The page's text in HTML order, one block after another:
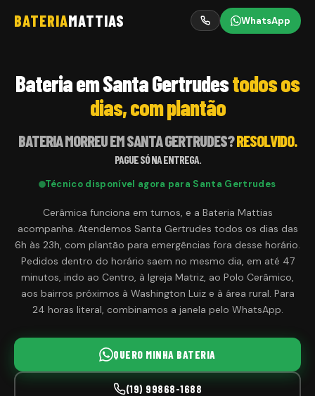
BATERIAMATTIAS WhatsApp
Bateria em Santa Gertrudestodos os
dias, com plantão
BATERIA MORREU EMSANTA GERTRUDES?RESOLVIDO.
PAGUE SÓ NA ENTREGA.
Técnico disponível agora para Santa Gertrudes
Cerâmica funciona em turnos, e a Bateria Mattias
acompanha. Atendemos Santa Gertrudes todos os dias das
6h às 23h, com plantão para emergências fora desse horário.
Pedidos dentro do horário saem no mesmo dia, em até 47
minutos, indo ao Centro, à Igreja Matriz, ao Polo Cerâmico,
aos bairros próximos à Washington Luiz e à área rural. Para
24 horas literal, combinamos a janela pelo WhatsApp.
QUERO MINHA BATERIA
(19) 99868-1688